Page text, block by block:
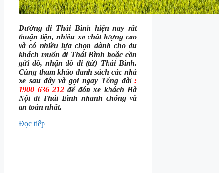
Đường đi Thái Bình hiện nay rất
thuận tiện, nhiều xe chất lượng cao
và có nhiều lựa chọn dành cho du
khách muốn đi Thái Bình hoặc cần
gửi đồ, nhận đồ đi (từ) Thái Bình.
Cùng tham khảo danh sách các nhà
xe sau đây và gọi ngay Tổng đài:
1900 636 212 để đón xe khách Hà
Nội đi Thái Bình nhanh chóng và
an toàn nhất.
Đọc tiếp